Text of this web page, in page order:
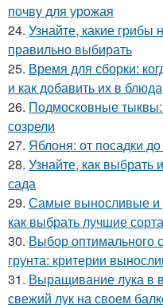
почву для урожая
24. Узнайте, какие грибы
правильно выбирать
25. Время для сборки:
и как добавить их в блюда
26. Подмосковные тыквы:
созрели
27. Яблоня: от посадки
28. Узнайте, как
сада
29. Самые выносливые и
как выбрать лучшие
30. Выбор оптимального
грунта: критерии
31. Выращивание лука в
свежий лук на своем